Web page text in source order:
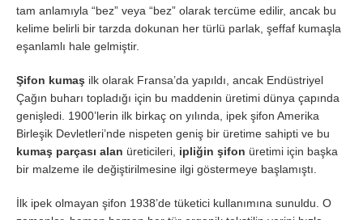
tam anlamıyla “bez” veya “bez” olarak tercüme edilir, ancak bu
kelime belirli bir tarzda dokunan her türlü parlak, şeffaf kumaşla
eşanlamlı hale gelmiştir.
Şifon kumaş ilk olarak Fransa’da yapıldı, ancak Endüstriyel
Çağın buharı topladığı için bu maddenin üretimi dünya çapında
genişledi. 1900’lerin ilk birkaç on yılında, ipek şifon Amerika
Birleşik Devletleri’nde nispeten geniş bir üretime sahipti ve bu
kumaş parçası alan üreticileri, ipliğin şifon üretimi için başka
bir malzeme ile değiştirilmesine ilgi göstermeye başlamıştı.
İlk ipek olmayan şifon 1938’de tüketici kullanımına sunuldu. O